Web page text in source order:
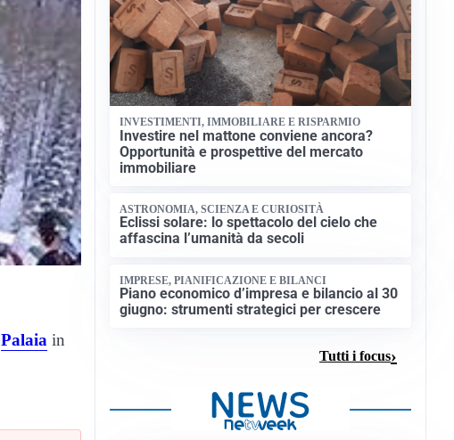
Palaia in
INVESTIMENTI, IMMOBILIARE E RISPARMIO
Investire nel mattone conviene ancora?
Opportunità e prospettive del mercato
immobiliare
ASTRONOMIA, SCIENZA E CURIOSITÀ
Eclissi solare: lo spettacolo del cielo che
affascina l’umanità da secoli
IMPRESE, PIANIFICAZIONE E BILANCI
Piano economico d’impresa e bilancio al 30
giugno: strumenti strategici per crescere
Tutti i focus